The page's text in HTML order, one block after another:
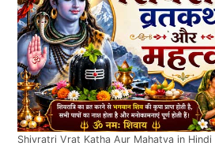
Shivratri Vrat Katha Aur Mahatva in Hindi